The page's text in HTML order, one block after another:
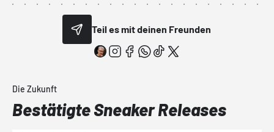
Teil es mit deinen Freunden
Die Zukunft
Bestätigte Sneaker Releases